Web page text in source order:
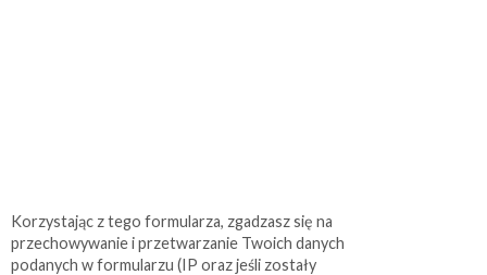
Korzystając z tego formularza, zgadzasz się na
przechowywanie i przetwarzanie Twoich danych
podanych w formularzu (IP oraz jeśli zostały